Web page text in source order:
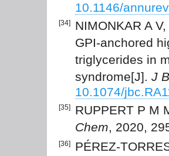
10.1146/
[34]
NIMONKAR A
GPI-anchored
triglycerides in
syndrome[J]. J
10.1074/
[35]
RUPPERT P M
Chem, 2020,
[36]
PÉREZ-